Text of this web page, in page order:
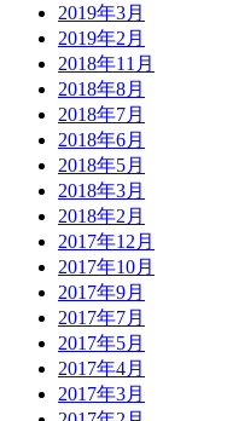
2019年3月
2019年2月
2018年11月
2018年8月
2018年7月
2018年6月
2018年5月
2018年3月
2018年2月
2017年12月
2017年10月
2017年9月
2017年7月
2017年5月
2017年4月
2017年3月